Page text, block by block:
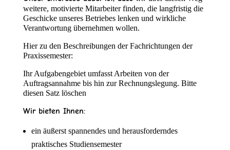
weitere, motivierte Mitarbeiter finden, die langfristig die
Geschicke unseres Betriebes lenken und wirkliche
Verantwortung übernehmen wollen.
Hier zu den Beschreibungen der Fachrichtungen der
Praxissemester:
Ihr Aufgabengebiet umfasst Arbeiten von der
Auftragsannahme bis hin zur Rechnungslegung. Bitte
diesen Satz löschen
Wir bieten Ihnen:
ein äußerst spannendes und herausforderndes
praktisches Studiensemester